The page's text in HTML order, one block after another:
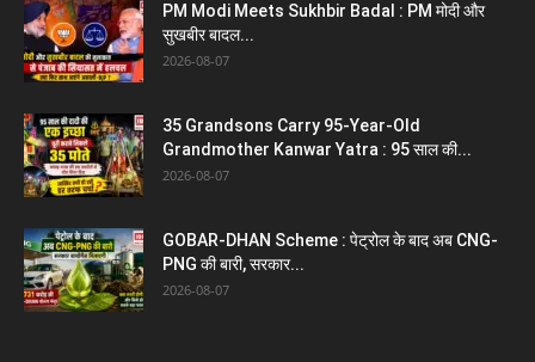
PM Modi Meets Sukhbir Badal : PM मोदी और
सुखबीर बादल...
2026-08-07
35 Grandsons Carry 95-Year-Old
Grandmother Kanwar Yatra : 95 साल की...
2026-08-07
GOBAR-DHAN Scheme : पेट्रोल के बाद अब CNG-
PNG की बारी, सरकार...
2026-08-07